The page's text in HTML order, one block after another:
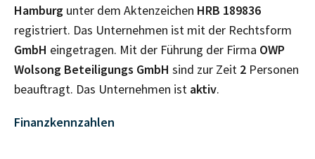
Hamburg unter dem Aktenzeichen HRB 189836
registriert. Das Unternehmen ist mit der Rechtsform
GmbH eingetragen. Mit der Führung der Firma OWP
Wolsong Beteiligungs GmbH sind zur Zeit 2 Personen
beauftragt. Das Unternehmen ist aktiv.
Finanzkennzahlen